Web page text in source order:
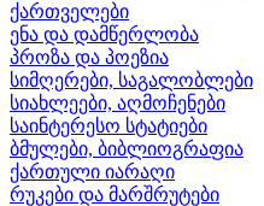
ქართველები
ენა და დამწერლობა
პროზა და პოეზია
სიმღერები, საგალობლები
სიახლეები, აღმოჩენები
საინტერესო სტატიები
ბმულები, ბიბლიოგრაფია
ქართული იარაღი
რუკები და მარშრუტები